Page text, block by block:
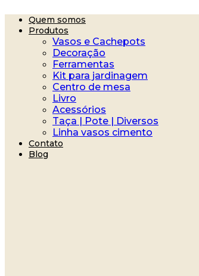
para
Quem somos
Produtos
Vasos e Cachepots
Decoração
Ferramentas
Kit para jardinagem
Centro de mesa
Livro
Acessórios
Taça | Pote | Diversos
Linha vasos cimento
Contato
Blog